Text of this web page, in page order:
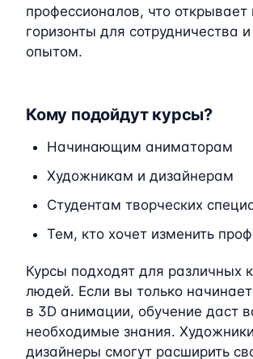
профессионалов, что открывает
горизонты для сотрудничества
опытом.
Кому подойдут курсы?
Начинающим аниматорам
Художникам и дизайнерам
Студентам творческих
Тем, кто хочет изменить
Курсы подходят для различных
людей. Если вы только
в 3D анимации, обучение даст
необходимые знания.
дизайнеры смогут расширить